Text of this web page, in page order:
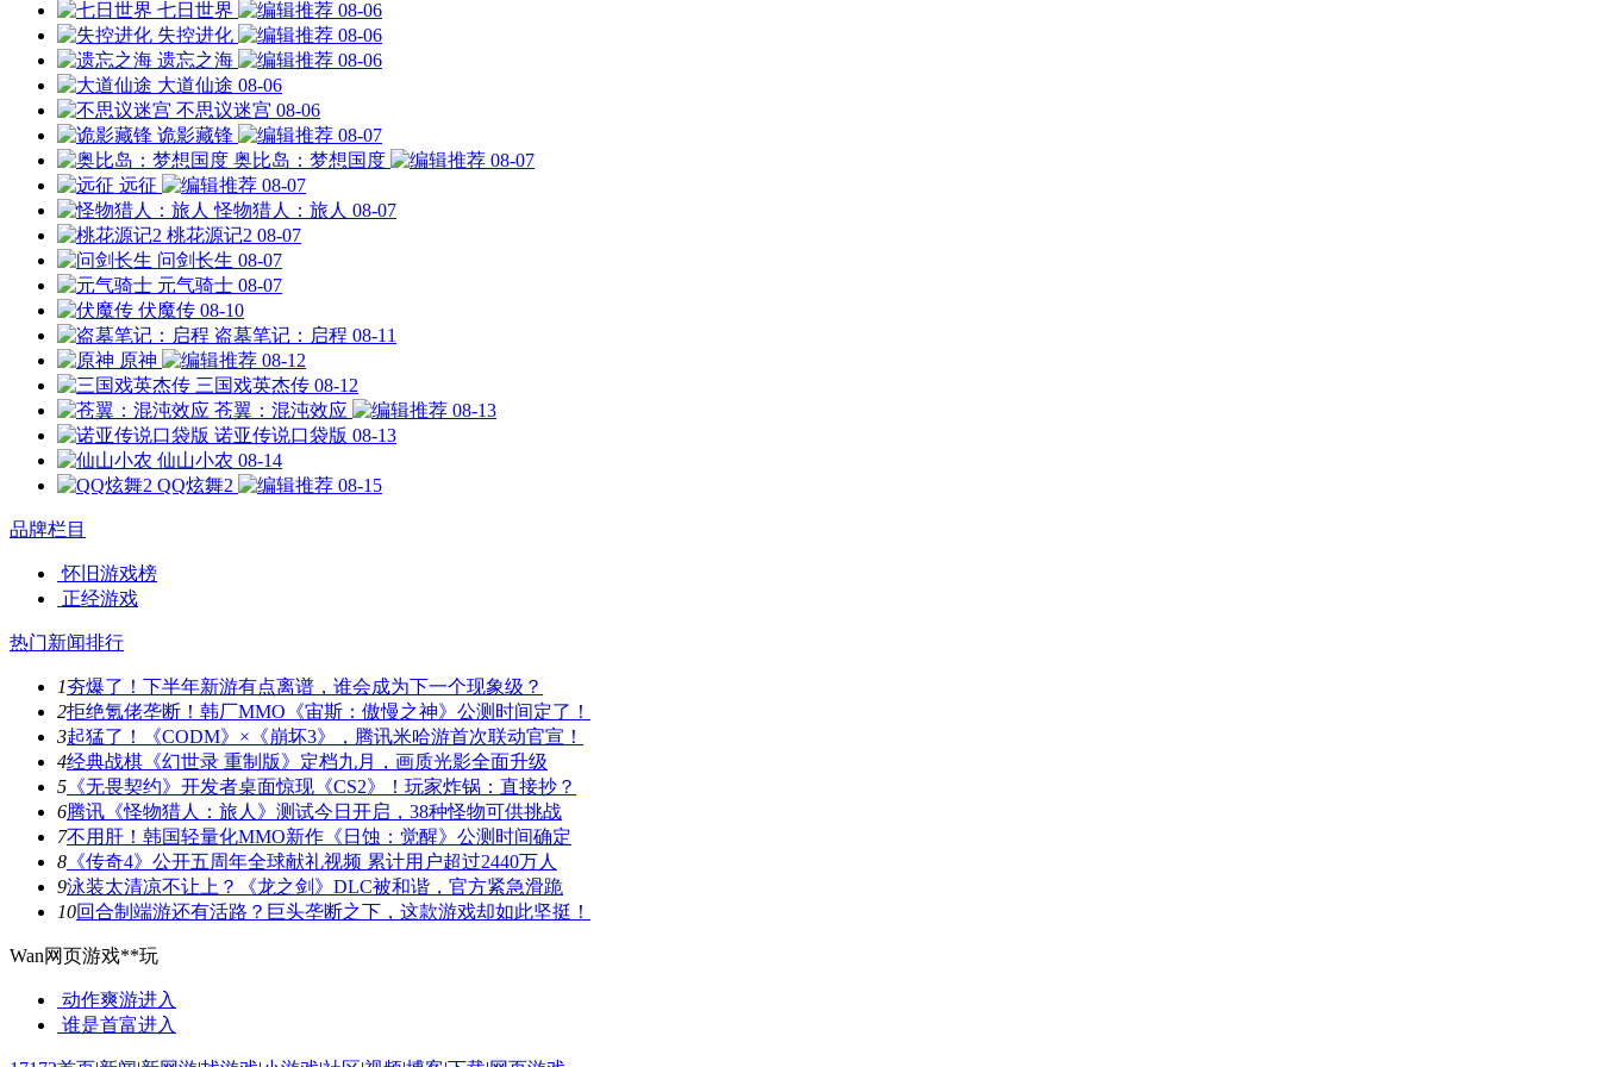
七日世界
08-06
失控进化
08-06
遗忘之海
08-06
大道仙途 08-06
不思议迷宫 08-06
诡影藏锋
08-07
奥比岛：梦想国度
08-07
远征
08-07
怪物猎人：旅人 08-07
桃花源记2 08-07
问剑长生 08-07
元气骑士 08-07
伏魔传 08-10
盗墓笔记：启程 08-11
原神
08-12
三国戏英杰传 08-12
苍翼：混沌效应
08-13
诺亚传说口袋版 08-13
仙山小农 08-14
QQ炫舞2
08-15
品牌栏目
怀旧游戏榜
正经游戏
热门新闻排行
1夯爆了！下半年新游有点离谱，谁会成为下一个现象级？
2拒绝氪佬垄断！韩厂MMO《宙斯：傲慢之神》公测时间定了！
3起猛了！《CODM》×《崩坏3》，腾讯米哈游首次联动官宣！
4经典战棋《幻世录 重制版》定档九月，画质光影全面升级
5 《无畏契约》开发者桌面惊现《CS2》！玩家炸锅：直接抄？
6腾讯《怪物猎人：旅人》测试今日开启，38种怪物可供挑战
7不用肝！韩国轻量化MMO新作《日蚀：觉醒》公测时间确定
8 《传奇4》公开五周年全球献礼视频 累计用户超过2440万人
9泳装太清凉不让上？《龙之剑》DLC被和谐，官方紧急滑跪
10回合制端游还有活路？巨头垄断之下，这款游戏却如此坚挺！
Wan网页游戏**玩
动作爽游进入
谁是首富进入